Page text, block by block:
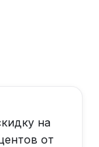
на
от